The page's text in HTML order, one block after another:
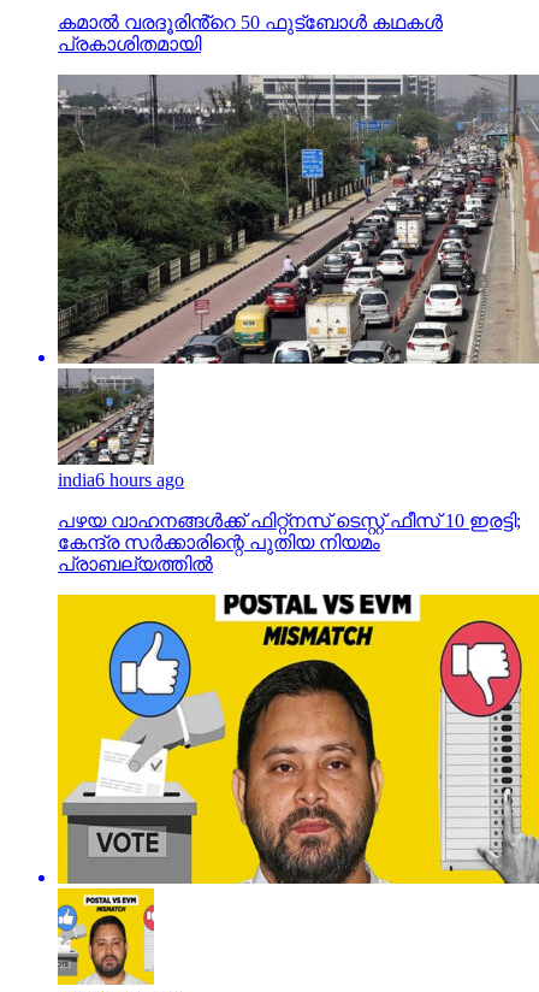
കമാൽ വരദൂരിൻ്റെ 50 ഫുട്ബോൾ കഥകൾ
പ്രകാശിതമായി
india6 hours ago
പഴയ വാഹനങ്ങള്‍ക്ക് ഫിറ്റ്‌നസ് ടെസ്റ്റ് ഫീസ് 10 ഇരട്ടി;
കേന്ദ്ര സര്‍ക്കാരിന്റെ പുതിയ നിയമം
പ്രാബല്യത്തില്‍